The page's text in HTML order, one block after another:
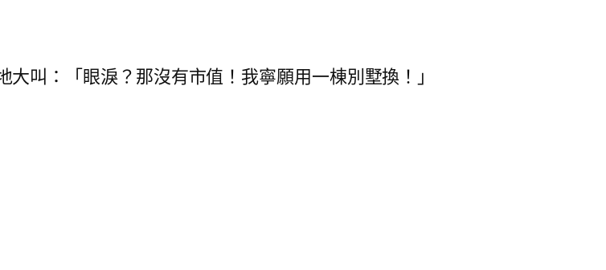
叫：「眼淚？那沒有市值！我寧願用一棟別墅換！」